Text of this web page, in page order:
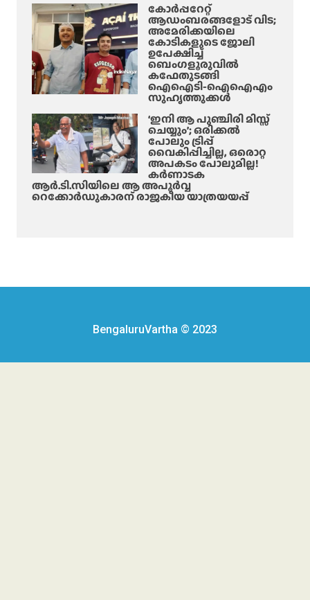
കോർപ്പറേറ്റ്
ആഡംബരങ്ങളോട് വിട;
അമേരിക്കയിലെ
കോടികളുടെ ജോലി
ഉപേക്ഷിച്ച്
ബെംഗളൂരുവിൽ
കഫേതുടങ്ങി
ഐഐടി-ഐഐഎം
സുഹൃത്തുക്കൾ
‘ഇനി ആ പുഞ്ചിരി മിസ്സ്
ചെയ്യും’; ഒരിക്കൽ
പോലും ട്രിപ്പ്
വൈകിപ്പിച്ചില്ല, ഒരൊറ്റ
അപകടം പോലുമില്ല!
കർണാടക
ആർ.ടി.സിയിലെ ആ അപൂർവ്വ
റെക്കോർഡുകാരന് രാജകീയ യാത്രയയപ്പ്
BengaluruVartha © 2023